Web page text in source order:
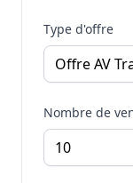
Type d'offre
Nombre de